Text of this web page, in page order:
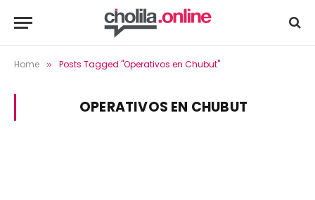
Home » Posts Tagged "Operativos en Chubut"
OPERATIVOS EN CHUBUT